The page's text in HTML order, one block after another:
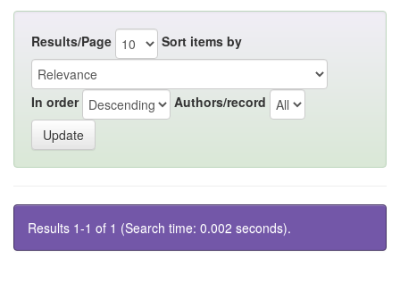
Results/Page Sort items by
In order Authors/record
Results 1-1 of 1 (Search time: 0.002 seconds).